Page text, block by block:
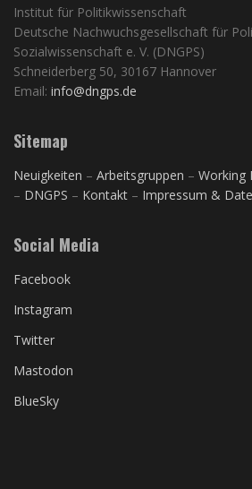
Institut für Politikwissenschaft
Deutsche Nachwuchsgesellschaft für
Sozialwissenschaft e. V. (DNGPS)
Schneiderberg 50, 30167 Hannover
Email: info@dngps.de
Sitemap
Neuigkeiten – Arbeitsgruppen – Working
– DNGPS – Kontakt – Impressum &
Social Media
Facebook
Instagram
Twitter
Mastodon
BlueSky